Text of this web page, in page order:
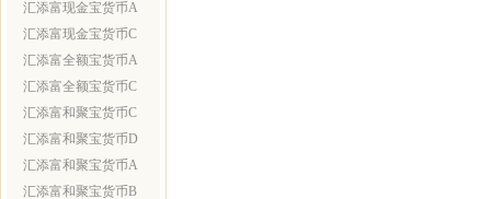
汇添富现金宝货币A
汇添富现金宝货币C
汇添富全额宝货币A
汇添富全额宝货币C
汇添富和聚宝货币C
汇添富和聚宝货币D
汇添富和聚宝货币A
汇添富和聚宝货币B